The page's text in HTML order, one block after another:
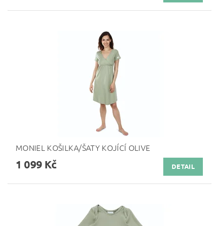
MONIEL KOŠILKA/ŠATY KOJÍCÍ OLIVE
1 099 Kč DETAIL